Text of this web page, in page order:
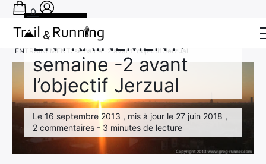
Expérience
ENTRAINEMENT:
semaine -2 avant
l’objectif Jerzual
Le 16 septembre 2013 , mis à jour le 27 juin 2018 ,
2 commentaires - 3 minutes de lecture
Expérience
ENTRAINEMENT: semaine -2 avant l’objectif Jerzual
0
Conseils
Récits de course
Bons plans